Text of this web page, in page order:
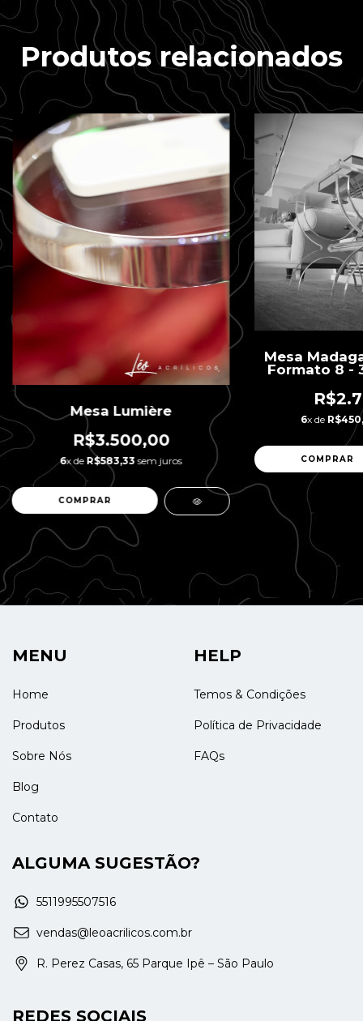
Produtos relacionados
Mesa Lumière
R$3.500,00
6x de R$583,33 sem juros
Mesa
Formato 8 -
6x de
MENU
Home
Produtos
Sobre Nós
Blog
Contato
HELP
Temos & Condições
Política de Privacidade
FAQs
ALGUMA SUGESTÃO?
5511995507516
vendas@leoacrilicos.com.br
R. Perez Casas, 65 Parque Ipê – São Paulo
REDES SOCIAIS